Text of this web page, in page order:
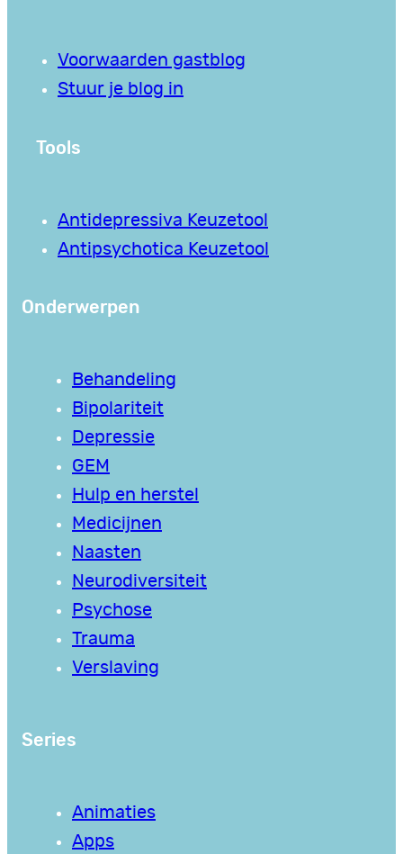
Voorwaarden gastblog
Stuur je blog in
Tools
Antidepressiva Keuzetool
Antipsychotica Keuzetool
Onderwerpen
Behandeling
Bipolariteit
Depressie
GEM
Hulp en herstel
Medicijnen
Naasten
Neurodiversiteit
Psychose
Trauma
Verslaving
Series
Animaties
Apps